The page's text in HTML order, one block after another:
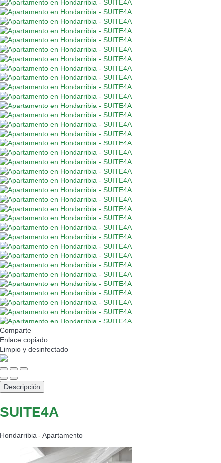
Comparte
Enlace copiado
Limpio y desinfectado
Descripción
SUITE4A
Hondarribia - Apartamento